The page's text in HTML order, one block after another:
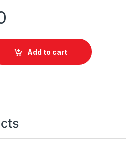
quantity
Add to cart